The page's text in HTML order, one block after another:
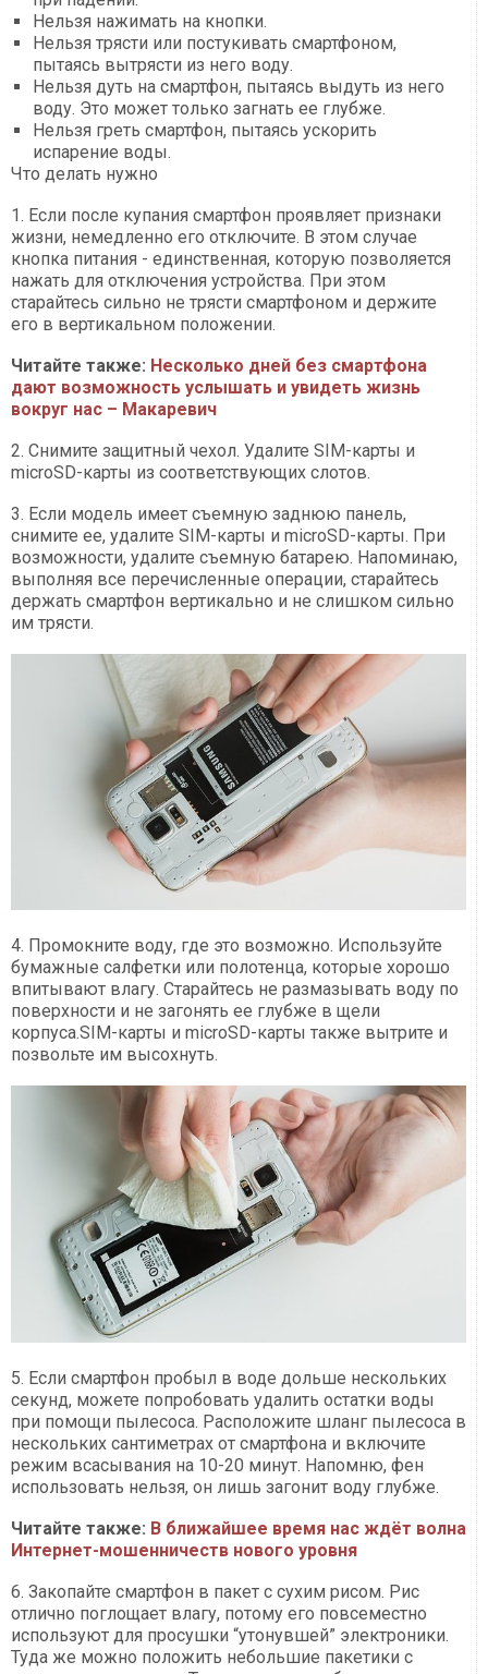
Нельзя нажимать на кнопки.
Нельзя трясти или постукивать смартфоном,
пытаясь вытрясти из него воду.
Нельзя дуть на смартфон, пытаясь выдуть из него
воду. Это может только загнать ее глубже.
Нельзя греть смартфон, пытаясь ускорить
испарение воды.
Что делать нужно
1. Если после купания смартфон проявляет признаки
жизни, немедленно его отключите. В этом случае
кнопка питания - единственная, которую позволяется
нажать для отключения устройства. При этом
старайтесь сильно не трясти смартфоном и держите
его в вертикальном положении.
Читайте также: Несколько дней без смартфона
дают возможность услышать и увидеть жизнь
вокруг нас – Макаревич
2. Снимите защитный чехол. Удалите SIM-карты и
microSD-карты из соответствующих слотов.
3. Если модель имеет съемную заднюю панель,
снимите ее, удалите SIM-карты и microSD-карты. При
возможности, удалите съемную батарею. Напоминаю,
выполняя все перечисленные операции, старайтесь
держать смартфон вертикально и не слишком сильно
им трясти.
4. Промокните воду, где это возможно. Используйте
бумажные салфетки или полотенца, которые хорошо
впитывают влагу. Старайтесь не размазывать воду по
поверхности и не загонять ее глубже в щели
корпуса.SIM-карты и microSD-карты также вытрите и
позвольте им высохнуть.
5. Если смартфон пробыл в воде дольше нескольких
секунд, можете попробовать удалить остатки воды
при помощи пылесоса. Расположите шланг пылесоса в
нескольких сантиметрах от смартфона и включите
режим всасывания на 10-20 минут. Напомню, фен
использовать нельзя, он лишь загонит воду глубже.
Читайте также: В ближайшее время нас ждёт волна
Интернет-мошенничеств нового уровня
6. Закопайте смартфон в пакет с сухим рисом. Рис
отлично поглощает влагу, потому его повсеместно
используют для просушки “утонувшей” электроники.
Туда же можно положить небольшие пакетики с